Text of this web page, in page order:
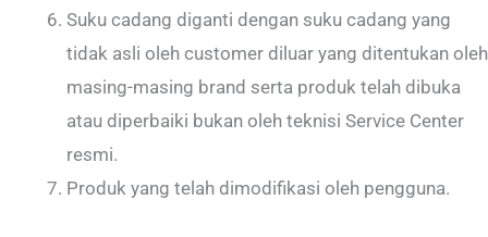
Suku cadang diganti dengan suku cadang yang
tidak asli oleh customer diluar yang ditentukan oleh
masing-masing brand serta produk telah dibuka
atau diperbaiki bukan oleh teknisi Service Center
resmi.
Produk yang telah dimodifikasi oleh pengguna.